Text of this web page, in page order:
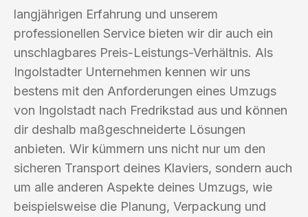
langjährigen Erfahrung und unserem
professionellen Service bieten wir dir auch ein
unschlagbares Preis-Leistungs-Verhältnis. Als
Ingolstadter Unternehmen kennen wir uns
bestens mit den Anforderungen eines Umzugs
von Ingolstadt nach Fredrikstad aus und können
dir deshalb maßgeschneiderte Lösungen
anbieten. Wir kümmern uns nicht nur um den
sicheren Transport deines Klaviers, sondern auch
um alle anderen Aspekte deines Umzugs, wie
beispielsweise die Planung, Verpackung und